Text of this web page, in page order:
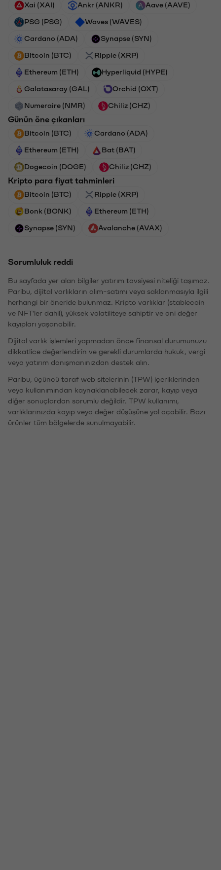
Xai (XAI) Ankr (ANKR) Aave (AAVE)
PSG (PSG) Waves (WAVES)
Cardano (ADA) Synapse (SYN)
Bitcoin (BTC) Ripple (XRP)
Ethereum (ETH) Hyperliquid (HYPE)
Galatasaray (GAL) Orchid (OXT)
Numeraire (NMR) Chiliz (CHZ)
Günün öne çıkanları
Bitcoin (BTC) Cardano (ADA)
Ethereum (ETH) Bat (BAT)
Dogecoin (DOGE) Chiliz (CHZ)
Kripto para fiyat tahminleri
Bitcoin (BTC) Ripple (XRP)
Bonk (BONK) Ethereum (ETH)
Synapse (SYN) Avalanche (AVAX)
Sorumluluk reddi
Bu sayfada yer alan bilgiler yatırım tavsiyesi niteliği taşımaz.
Paribu, dijital varlıkların alım-satımı veya saklanmasıyla ilgili
herhangi bir öneride bulunmaz. Kripto varlıklar (stablecoin
ve NFT'ler dahil), yüksek volatiliteye sahiptir ve ani değer
kayıpları yaşanabilir.
Dijital varlık işlemleri yapmadan önce finansal durumunuzu
dikkatlice değerlendirin ve gerekli durumlarda hukuk, vergi
veya yatırım danışmanınızdan destek alın.
Paribu, üçüncü taraf web sitelerinin (TPW) içeriklerinden
veya kullanımından kaynaklanabilecek zarar, kayıp veya
diğer sonuçlardan sorumlu değildir. TPW kullanımı,
varlıklarınızda kayıp veya değer düşüşüne yol açabilir. Bazı
ürünler tüm bölgelerde sunulmayabilir.